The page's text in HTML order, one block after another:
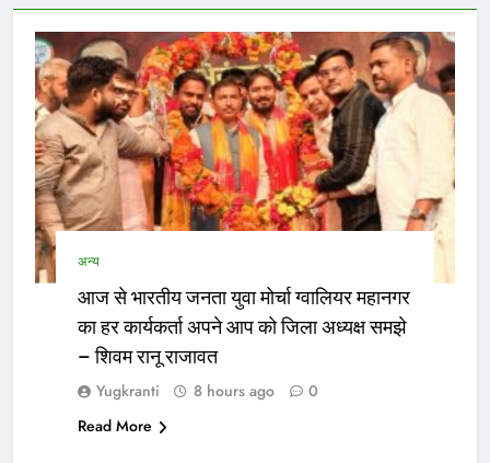
अन्य
आज से भारतीय जनता युवा मोर्चा ग्वालियर महानगर
का हर कार्यकर्ता अपने आप को जिला अध्यक्ष समझे
– शिवम रानू राजावत
Yugkranti 8 hours ago
0
Read More